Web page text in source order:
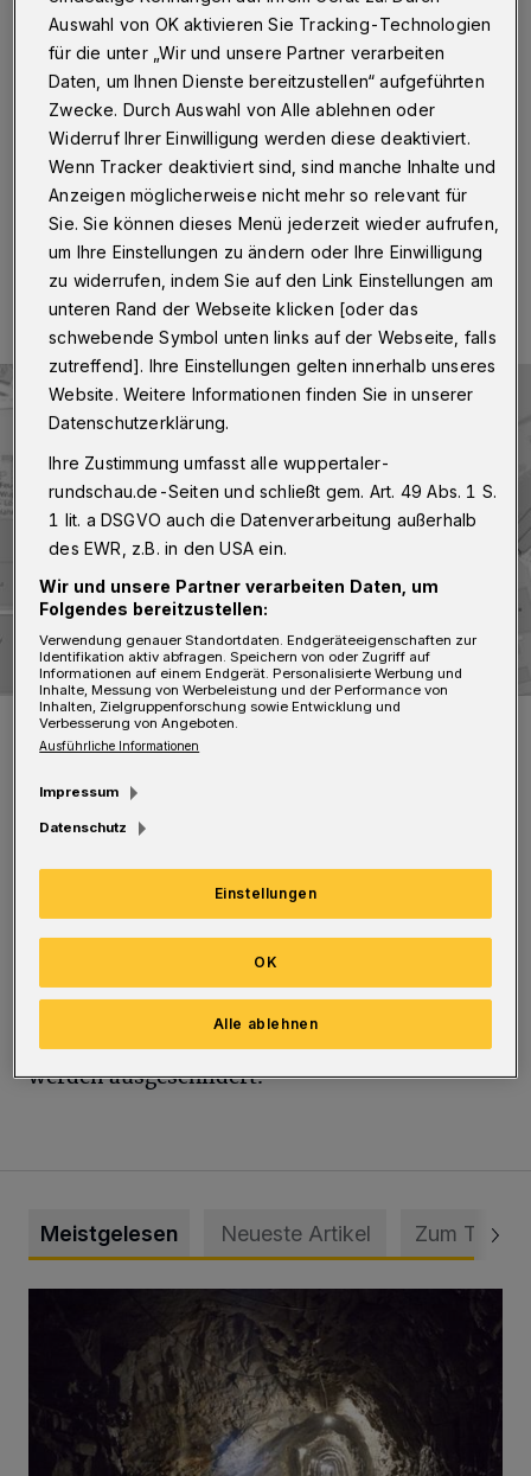
Wuppertal·Die Wuppertaler Stadtwerke (WSW)
erneuern ab Montag (6. November 2023) in der
Theishahner Straße und der Küllenhahner Straße
zwischen der Feuerwehr-Wache und der Küllenhahner
Straße 46 eine Fernwärmeleitung.
04.11.2023 , 12:00 Uhr Eine Minute Lesezeit
Die empfohlene Umleitung.
Foto: WSW
Die Küllenhahner Straße wird während der bis
Ende März 2024 andauernden Bauzeit zur
Einbahnstraße in Fahrtrichtung Hahnerberger
Straße. Fußgängerinnen und Fußgänger
können den Bereich passieren. Umleitungen
werden ausgeschildert.
Meistgelesen Neueste Artikel Zum Thema
Auswahl von OK aktivieren Sie Tracking-Technologien
für die unter „Wir und unsere Partner verarbeiten
Daten, um Ihnen Dienste bereitzustellen“ aufgeführten
Zwecke. Durch Auswahl von Alle ablehnen oder
Widerruf Ihrer Einwilligung werden diese deaktiviert.
Wenn Tracker deaktiviert sind, sind manche Inhalte und
Anzeigen möglicherweise nicht mehr so relevant für
Sie. Sie können dieses Menü jederzeit wieder aufrufen,
um Ihre Einstellungen zu ändern oder Ihre Einwilligung
zu widerrufen, indem Sie auf den Link Einstellungen am
unteren Rand der Webseite klicken [oder das
schwebende Symbol unten links auf der Webseite, falls
zutreffend]. Ihre Einstellungen gelten innerhalb unseres
Website. Weitere Informationen finden Sie in unserer
Datenschutzerklärung.
Ihre Zustimmung umfasst alle wuppertaler-
rundschau.de-Seiten und schließt gem. Art. 49 Abs. 1 S.
1 lit. a DSGVO auch die Datenverarbeitung außerhalb
des EWR, z.B. in den USA ein.
Wir und unsere Partner verarbeiten Daten, um
Folgendes bereitzustellen:
Verwendung genauer Standortdaten. Endgeräteeigenschaften zur
Identifikation aktiv abfragen. Speichern von oder Zugriff auf
Informationen auf einem Endgerät. Personalisierte Werbung und
Inhalte, Messung von Werbeleistung und der Performance von
Inhalten, Zielgruppenforschung sowie Entwicklung und
Verbesserung von Angeboten.
Ausführliche Informationen
Impressum
Datenschutz
Einstellungen
Alle ablehnen
OK